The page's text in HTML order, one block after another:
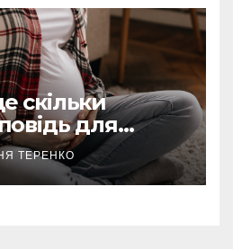
скільки
для
тільки
ТЕРЕНКО